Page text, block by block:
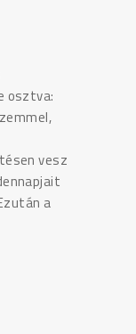
osztva:
vesz
a